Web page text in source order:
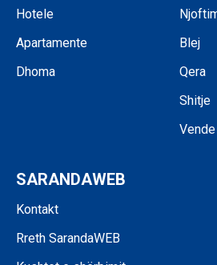
Hotele
Apartamente
Dhoma
Blej
Qera
Shitje
SARANDAWEB
Kontakt
Rreth SarandaWEB